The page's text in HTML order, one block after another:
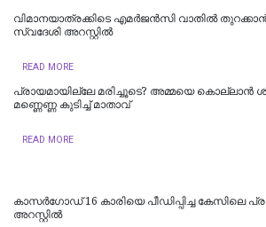
വിമാനയാത്രക്കിടെ എമര്‍ജന്‍സി വാതില്‍ തുറക്കാന്‍
സ്വദേശി അറസ്റ്റില്‍
READ MORE
പ്രായമായില്ലേ മരിച്ചൂടെ? അമ്മയെ കൊല്ലാൻ
മണ്ണെണ്ണ കുടിച്ച് മാതാവ്
READ MORE
കാസർഗോഡ് 16 കാരിയെ പീഡിപ്പിച്ച കേസിലെ
അറസ്റ്റിൽ